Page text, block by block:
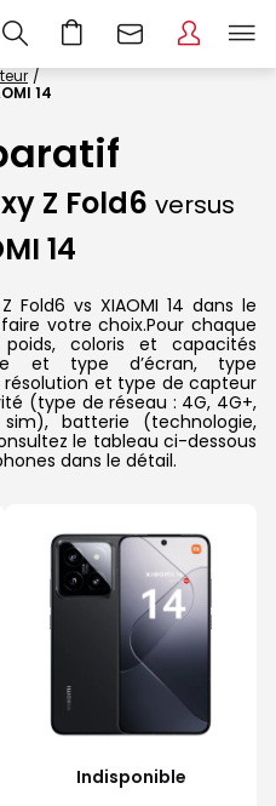
14
Z Fold6 versus
14
Fold6 vs XIAOMI 14 dans le
votre choix.Pour chaque
coloris et capacités
et type d’écran, type
résolution et type de capteur
(type de réseau : 4G, 4G+,
batterie (technologie,
le tableau ci-dessous
dans le détail.
Indisponible